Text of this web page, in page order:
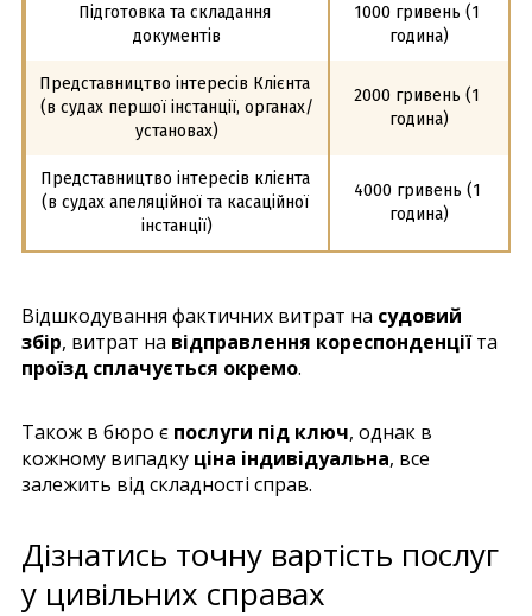
Підготовка та складання
документів
1000 гривень (1
година)
Представництво інтересів Клієнта
(в судах першої інстанції, органах/
установах)
2000 гривень (1
година)
Представництво інтересів клієнта
(в судах апеляційної та касаційної
інстанції)
4000 гривень (1
година)
Відшкодування фактичних витрат на судовий
збір, витрат на відправлення кореспонденціїта
проїзд сплачується окремо.
Також в бюро є послуги під ключ, однак в
кожному випадку ціна індивідуальна, все
залежить від складності справ.
Дізнатись точну вартість послуг
у цивільних справах